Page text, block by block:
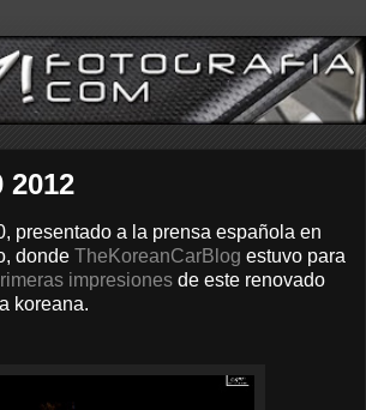
2012
presentado a la prensa española en
donde TheKoreanCarBlog estuvo para
impresiones de este renovado
koreana.